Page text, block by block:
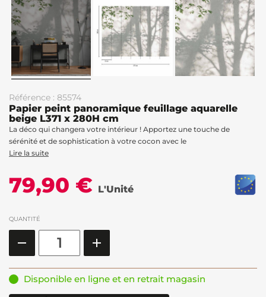
Référence : 85574
Papier peint panoramique feuillage aquarelle
beige L371 x 280H cm
La déco qui changera votre intérieur ! Apportez une touche de
sérénité et de sophistication à votre cocon avec le
Lire la suite
79,90 € L'Unité
QUANTITÉ
Disponible en ligne et en retrait magasin